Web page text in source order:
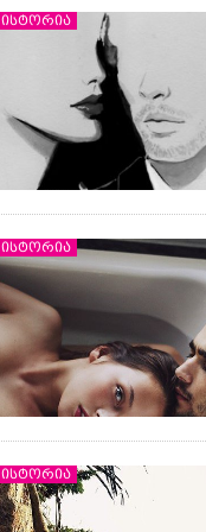
ისტორია
ისტორია
ისტორია